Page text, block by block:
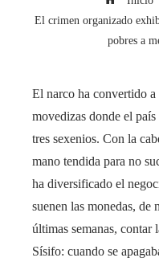
El crimen organizado
pobres a
El narco ha convertido
movedizas donde el
tres sexenios. Con la
mano tendida para no
ha diversificado el
suenen las monedas, de
últimas semanas, contar
Sísifo: cuando se